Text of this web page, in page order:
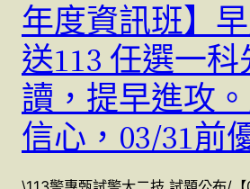
年度資訊班】
送113 任選一
讀，提早進攻
信心，03/31前